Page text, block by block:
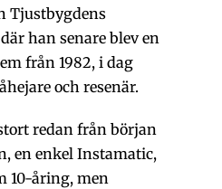
Tjustbygdens
han senare blev en
från 1982, i dag
och resenär.
redan från början
en enkel Instamatic,
10-åring, men